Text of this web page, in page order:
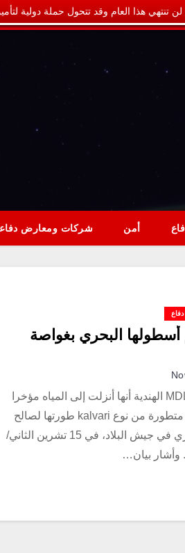
لن تنتهي هذا العام وقد تتحول حملة دولية
أمن شركات ومعارض
دفاع
أسطولها البحري بغواصة
أعلنت شركة MDL الهندية أنها أنزلت إلى المياه مؤخرا
خامس غواصة متطورة من نوع kalvari طورتها لصالح
الأسطول البحري في جيش البلاد، في 15 تشرين الثاني/
وأشار بيان…